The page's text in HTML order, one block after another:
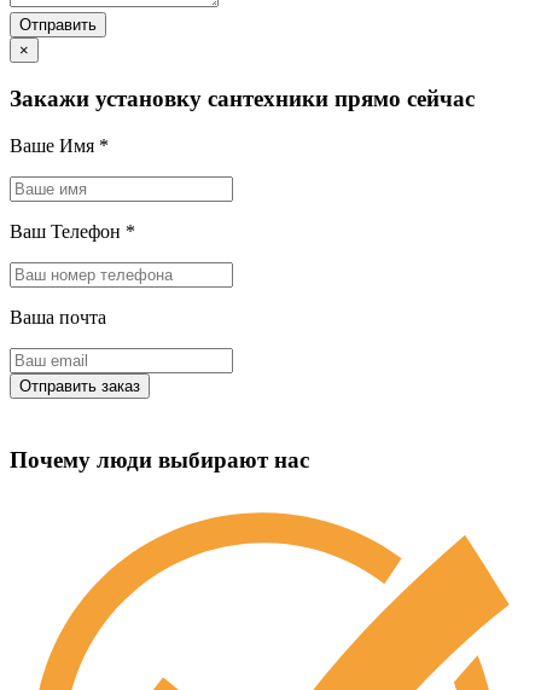
×
Закажи установку сантехники прямо сейчас
Ваше Имя *
Ваш Телефон *
Ваша почта
Почему люди выбирают нас